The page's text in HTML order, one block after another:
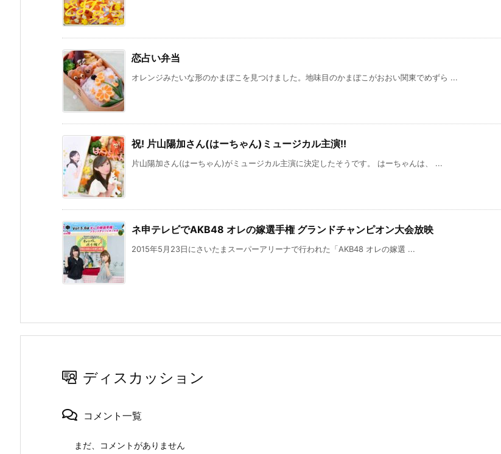
恋占い弁当
オレンジみたいな形のかまぼこを見つけました。地味目のかまぼこがおおい関東でめずら ...
祝! 片山陽加さん(はーちゃん)ミュージカル主演!!
片山陽加さん(はーちゃん)がミュージカル主演に決定したそうです。 はーちゃんは、 ...
ネ申テレビでAKB48 オレの嫁選手権 グランドチャンピオン大会放映
2015年5月23日にさいたまスーパーアリーナで行われた「AKB48 オレの嫁選 ...
ディスカッション
コメント一覧
まだ、コメントがありません